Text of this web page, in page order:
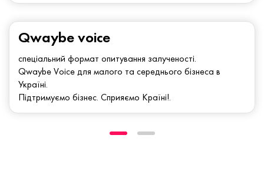
Qwaybe voice
спеціальний формат опитування залученості.
Qwaybe Voice для малого та середнього бізнеса в
Україні.
Підтримуємо бізнес. Сприяємо Країні!.